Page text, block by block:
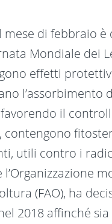
di febbraio è
Mondiale dei
effetti
l’assorbimento
il
contengono
utili contro i
(FAO), ha
2018 affinché sia